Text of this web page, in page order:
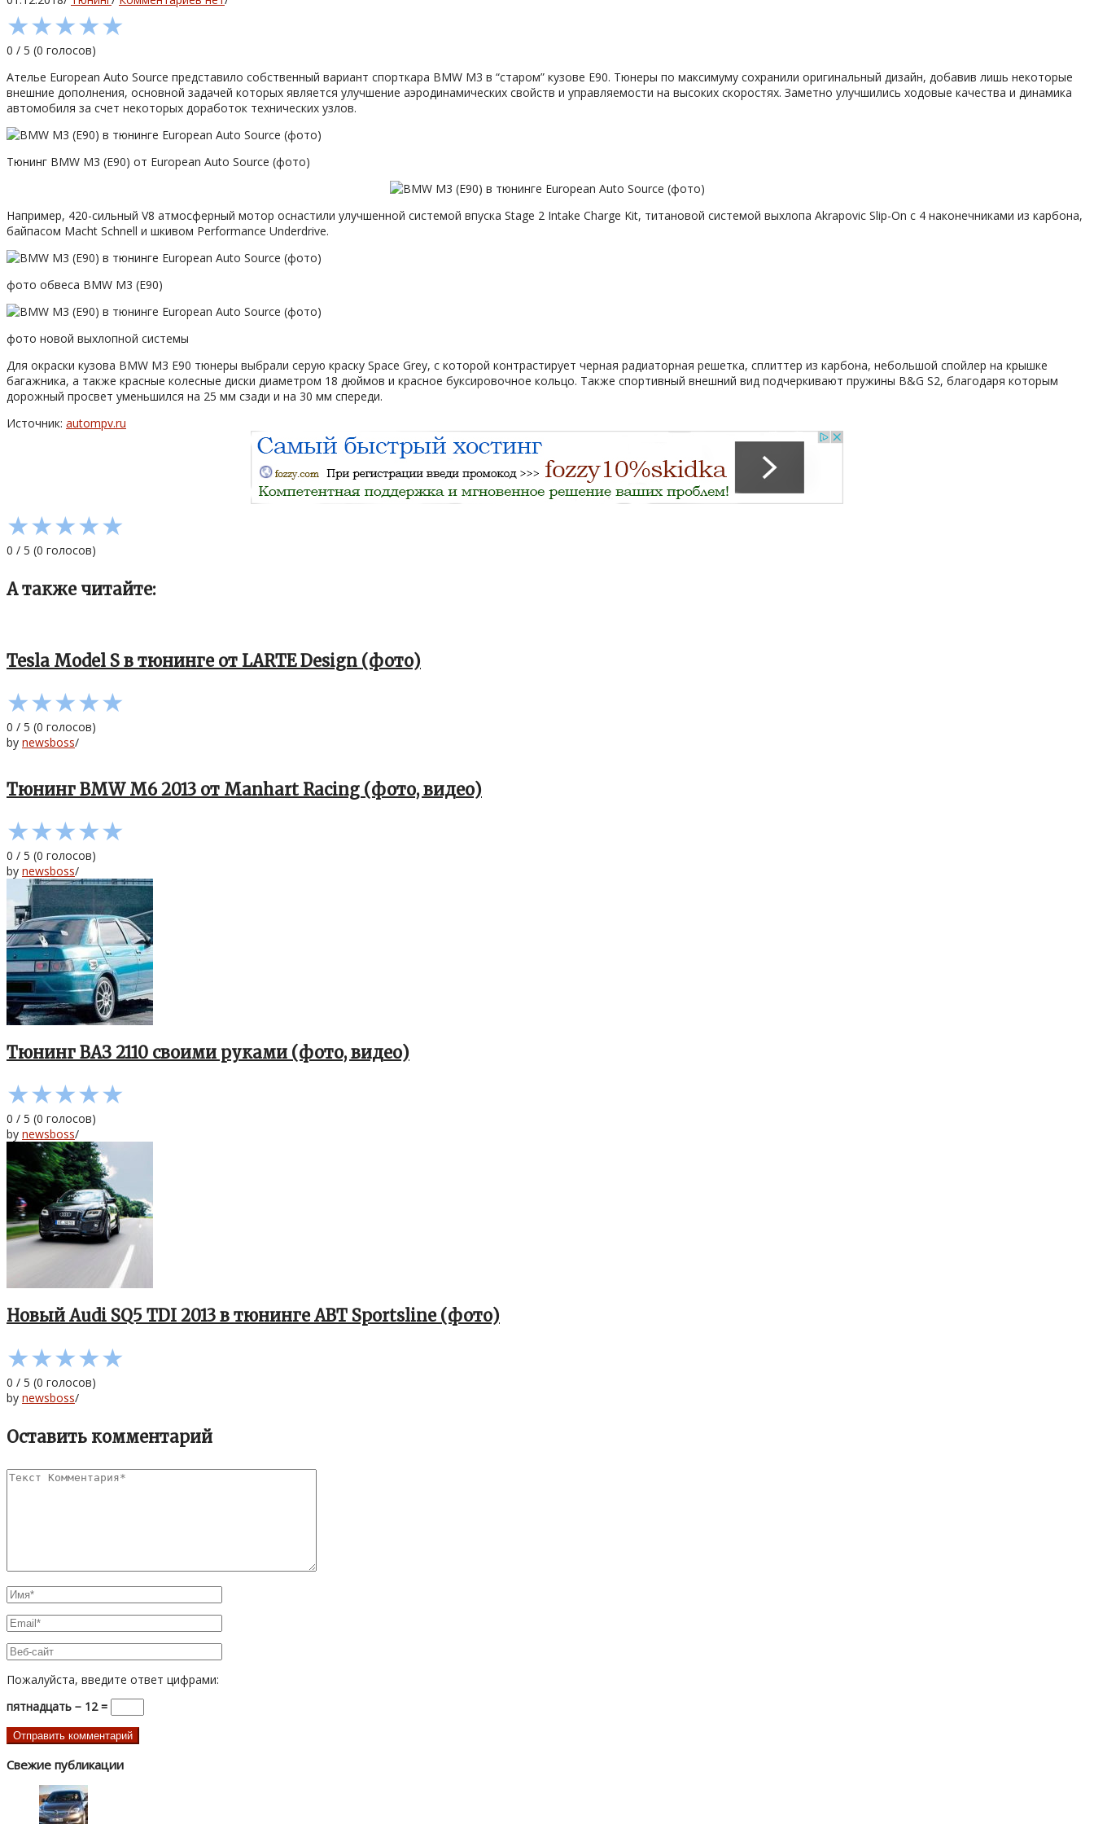
★★★★★
0 / 5 (0 голосов)
Ателье European Auto Source представило собственный вариант спорткара BMW M3 в “старом” кузове E90. Тюнеры по максимуму сохранили оригинальный дизайн, добавив лишь некоторые
внешние дополнения, основной задачей которых является улучшение аэродинамических свойств и управляемости на высоких скоростях. Заметно улучшились ходовые качества и динамика
автомобиля за счет некоторых доработок технических узлов.
Тюнинг BMW M3 (E90) от European Auto Source (фото)
Например, 420-сильный V8 атмосферный мотор оснастили улучшенной системой впуска Stage 2 Intake Charge Kit, титановой системой выхлопа Akrapovic Slip-On с 4 наконечниками из карбона,
байпасом Macht Schnell и шкивом Performance Underdrive.
фото обвеса BMW M3 (E90)
фото новой выхлопной системы
Для окраски кузова BMW M3 E90 тюнеры выбрали серую краску Space Grey, с которой контрастирует черная радиаторная решетка, сплиттер из карбона, небольшой спойлер на крышке
багажника, а также красные колесные диски диаметром 18 дюймов и красное буксировочное кольцо. Также спортивный внешний вид подчеркивают пружины B&G S2, благодаря которым
дорожный просвет уменьшился на 25 мм сзади и на 30 мм спереди.
Источник: autompv.ru
★★★★★
0 / 5 (0 голосов)
А также читайте:
Tesla Model S в тюнинге от LARTE Design (фото)
★★★★★
0 / 5 (0 голосов)
by newsboss/
Тюнинг BMW M6 2013 от Manhart Racing (фото, видео)
★★★★★
0 / 5 (0 голосов)
by newsboss/
Тюнинг ВАЗ 2110 своими руками (фото, видео)
★★★★★
0 / 5 (0 голосов)
by newsboss/
Новый Audi SQ5 TDI 2013 в тюнинге ABT Sportsline (фото)
★★★★★
0 / 5 (0 голосов)
by newsboss/
Оставить комментарий
Пожалуйста, введите ответ цифрами:
пятнадцать − 12 =
Свежие публикации